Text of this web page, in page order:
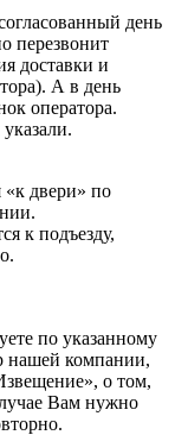
день
перезвонит
доставки и
А в день
оператора.
«к двери» по
к подъезду,
по указанному
нашей компании,
о том,
Вам нужно